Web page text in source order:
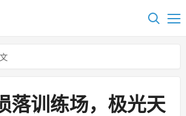
落训练场，极光天